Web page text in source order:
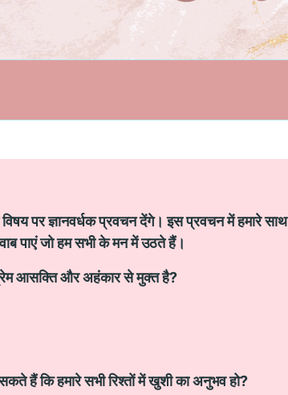
पर ज्ञानवर्धक प्रवचन देंगे। इस प्रवचन में हमारे साथ
पाएं जो हम सभी के मन में उठते हैं।
प्रेम आसक्ति और अहंकार से मुक्त है?
हैं कि हमारे सभी रिश्तों में खुशी का अनुभव हो?